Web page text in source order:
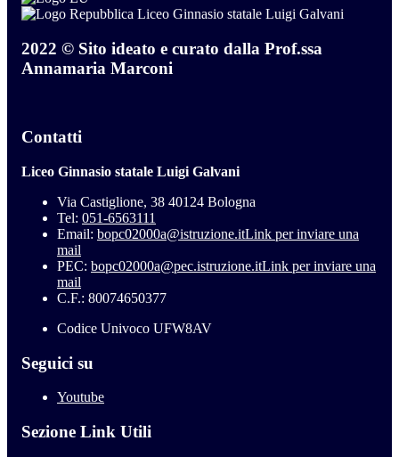
Liceo Ginnasio statale Luigi Galvani
2022 © Sito ideato e curato dalla Prof.ssa
Annamaria Marconi
Contatti
Liceo Ginnasio statale Luigi Galvani
Via Castiglione, 38 40124 Bologna
Tel: 051-6563111
Email: bopc02000a@istruzione.itLink per inviare una
mail
PEC: bopc02000a@pec.istruzione.itLink per inviare una
mail
C.F.: 80074650377
Codice Univoco UFW8AV
Seguici su
Youtube
Sezione Link Utili